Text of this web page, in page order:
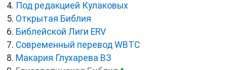
Под редакцией Кулаковых
Открытая Библия
Библейской Лиги ERV
Cовременный перевод WBTC
Макария Глухарева ВЗ